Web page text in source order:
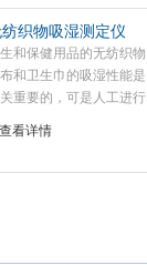
织物吸湿测定仪
和保健用品的无纺织物
和卫生巾的吸湿性能是
重要的，可是人工进行
影响，试验结果的差异是
查看详情